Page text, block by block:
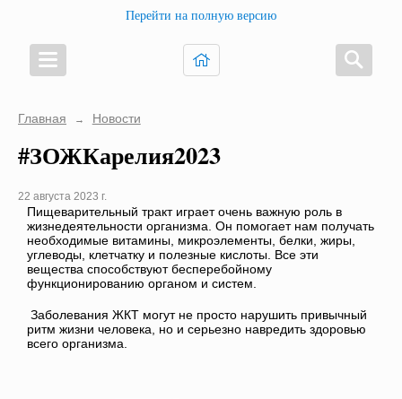
Перейти на полную версию
Главная → Новости
#ЗОЖКарелия2023
22 августа 2023 г.
Пищеварительный тракт играет очень важную роль в
жизнедеятельности организма. Он помогает нам получать
необходимые витамины, микроэлементы, белки, жиры,
углеводы, клетчатку и полезные кислоты. Все эти
вещества способствуют бесперебойному
функционированию органом и систем.
Заболевания ЖКТ могут не просто нарушить привычный
ритм жизни человека, но и серьезно навредить здоровью
всего организма.